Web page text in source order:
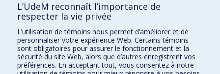
Kinésiologie et des sciences de l’activité physique
Orthophonie et audiologie
Réadaptation
Directions
DPC
L’UdeM reconnaît l’importance de
respecter la vie privée
L’utilisation de témoins nous permet d’améliorer et de
personnaliser votre expérience Web. Certains témoins
sont obligatoires pour assurer le fonctionnement et la
sécurité du site Web, alors que d’autres enregistrent vos
préférences. En acceptant tout, vous consentez à notre